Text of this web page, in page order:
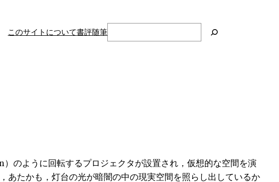
このサイトについて書評随筆検
索
のように回転するプロジェクタが設置され，仮想的な空間を演
あたかも，灯台の光が暗闇の中の現実空間を照らし出しているか